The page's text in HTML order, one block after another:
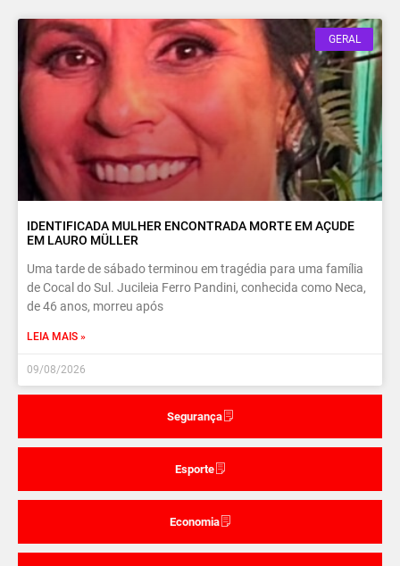
Segurança
Esporte
Economia
GERAL
IDENTIFICADA MULHER ENCONTRADA MORTE EM AÇUDE
EM LAURO MÜLLER
Uma tarde de sábado terminou em tragédia para uma família
de Cocal do Sul. Jucileia Ferro Pandini, conhecida como Neca,
de 46 anos, morreu após
LEIA MAIS »
09/08/2026